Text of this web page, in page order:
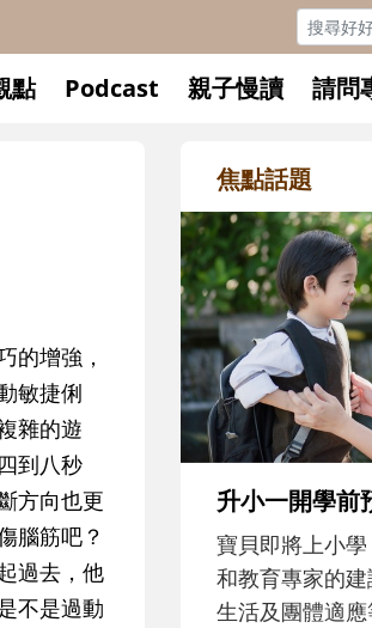
點 Podcast 親子慢讀 請問
的增強，
敏捷俐
雜的遊
到八秒
方向也更
腦筋吧？
過去，他
不是過動
焦點話題
預備備
，信誼集結國小老師
議，從孩子的學習、
等預備能力做起，幫
和孩子
懂父親
沒有人
在一次
著孩子
體遊戲
決問題
同的模
歷程。